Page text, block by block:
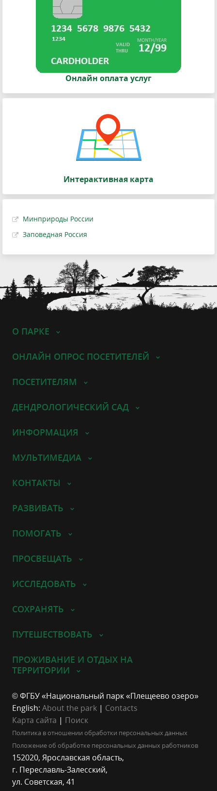
Онлайн оплата услуг
Интерактивная карта
Минприроды России
Заповедная Россия
О ПАРКЕ
ОНЛАЙН ОПРОС ПОСЕТИТЕЛЕЙ
ПОСЕТИТЕЛЯМ
ДЕНДРОЛОГИЧЕСКИЙ САД
ИНФОРМАЦИЯ
МУЛЬТИМЕДИА
КОНТАКТЫ
РАЗВИВАТЬ
ПОМОГАТЬ
ПРОСВЕЩАТЬ
ИССЛЕДОВАТЬ
СОХРАНЯТЬ
ПУТЕШЕСТВОВАТЬ
ПРОЖИВАНИЕ И ОТДЫХ НА
ТЕРРИТОРИИ
© ФГБУ «Национальный парк «Плещеево озеро»
English: About the park | Contacts
Карта сайта | Поиск
Политика в отношении обработки персональных данных
Положение об обработке персональных данных работников
152020, Ярославская область,
г. Переславль-Залесский,
ул. Советская, 41